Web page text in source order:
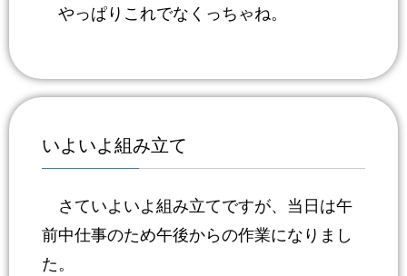
やっぱりこれでなくっちゃね。
いよいよ組み立て
さていよいよ組み立てですが、当日は午
前中仕事のため午後からの作業になりまし
た。